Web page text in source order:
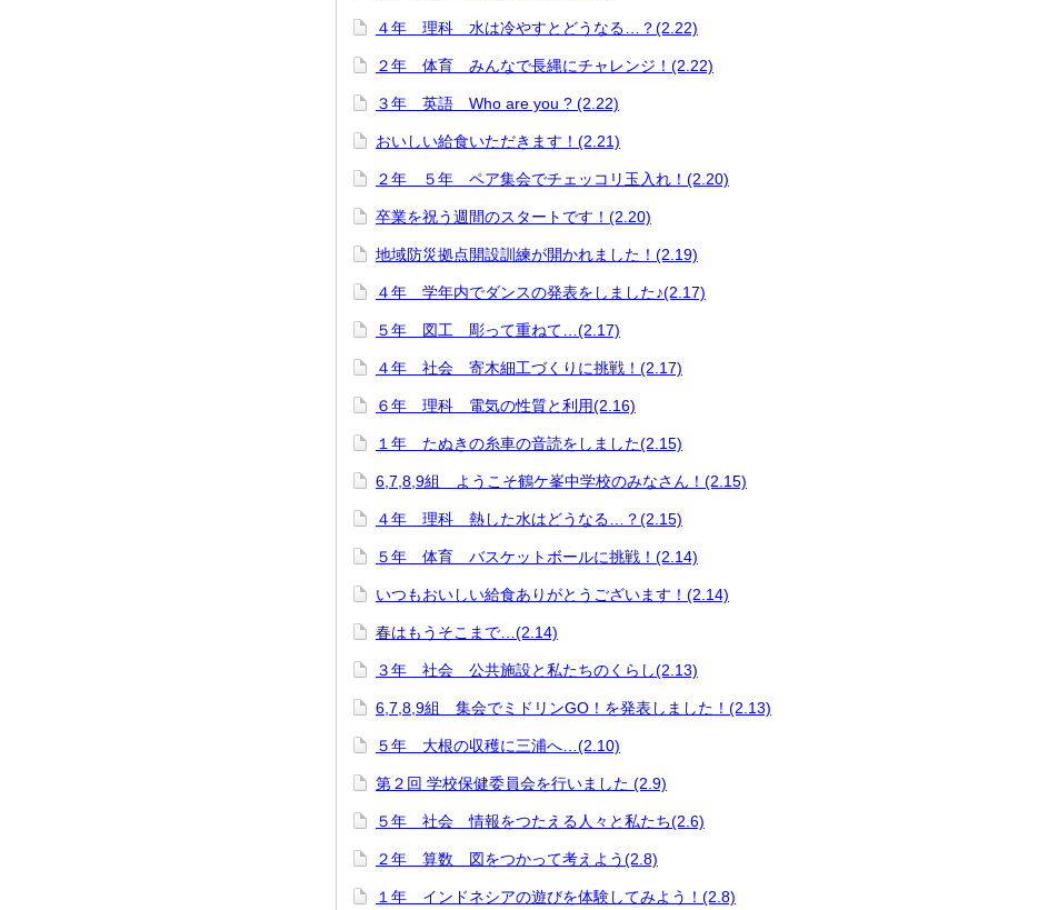
４年 理科 水は冷やすとどうなる…？(2.22)
２年 体育 みんなで長縄にチャレンジ！(2.22)
３年 英語 Who are you ? (2.22)
おいしい給食いただきます！(2.21)
２年 ５年 ペア集会でチェッコリ玉入れ！(2.20)
卒業を祝う週間のスタートです！(2.20)
地域防災拠点開設訓練が開かれました！(2.19)
４年 学年内でダンスの発表をしました♪(2.17)
５年 図工 彫って重ねて…(2.17)
４年 社会 寄木細工づくりに挑戦！(2.17)
６年 理科 電気の性質と利用(2.16)
１年 たぬきの糸車の音読をしました(2.15)
6,7,8,9組 ようこそ鶴ケ峯中学校のみなさん！(2.15)
４年 理科 熱した水はどうなる…？(2.15)
５年 体育 バスケットボールに挑戦！(2.14)
いつもおいしい給食ありがとうございます！(2.14)
春はもうそこまで…(2.14)
３年 社会 公共施設と私たちのくらし(2.13)
6,7,8,9組 集会でミドリンGO！を発表しました！(2.13)
５年 大根の収穫に三浦へ…(2.10)
第２回 学校保健委員会を行いました (2.9)
５年 社会 情報をつたえる人々と私たち(2.6)
２年 算数 図をつかって考えよう(2.8)
１年 インドネシアの遊びを体験してみよう！(2.8)